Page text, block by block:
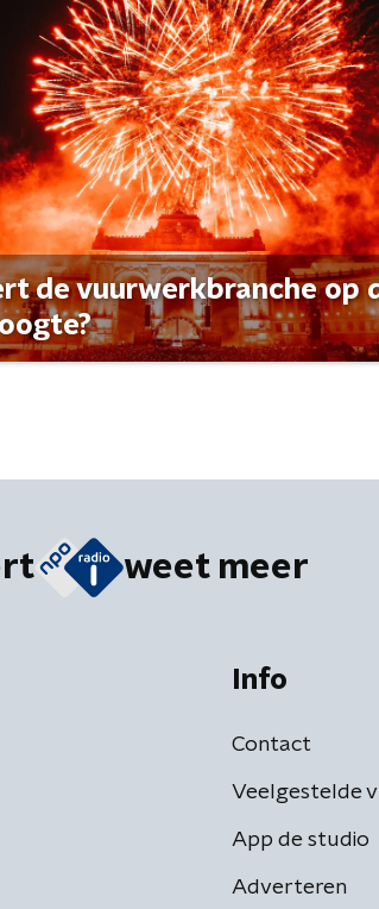
de vuurwerkbranche op
weet meer
Info
Contact
Veelgestelde
App de studio
Adverteren